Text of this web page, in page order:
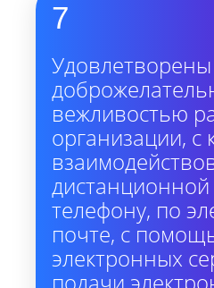
7
вежливостью
организации, с
телефону, по
почте, с
электронных